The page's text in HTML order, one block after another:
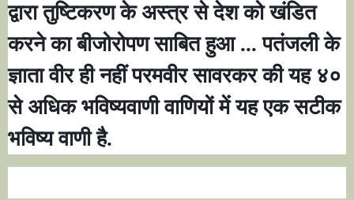
द्वारा तुष्टिकरण के अस्त्र से देश को खंडित
करने का बीजोरोपण साबित हुआ ... पतंजली के
ज्ञाता वीर ही नहीं परमवीर सावरकर की यह ४०
से अधिक भविष्यवाणी वाणियों में यह एक सटीक
भविष्य वाणी है.